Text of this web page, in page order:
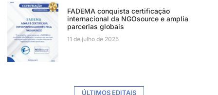
FADEMA conquista certificação
internacional da NGOsource e amplia
parcerias globais
11 de julho de 2025
ÚLTIMOS EDITAIS